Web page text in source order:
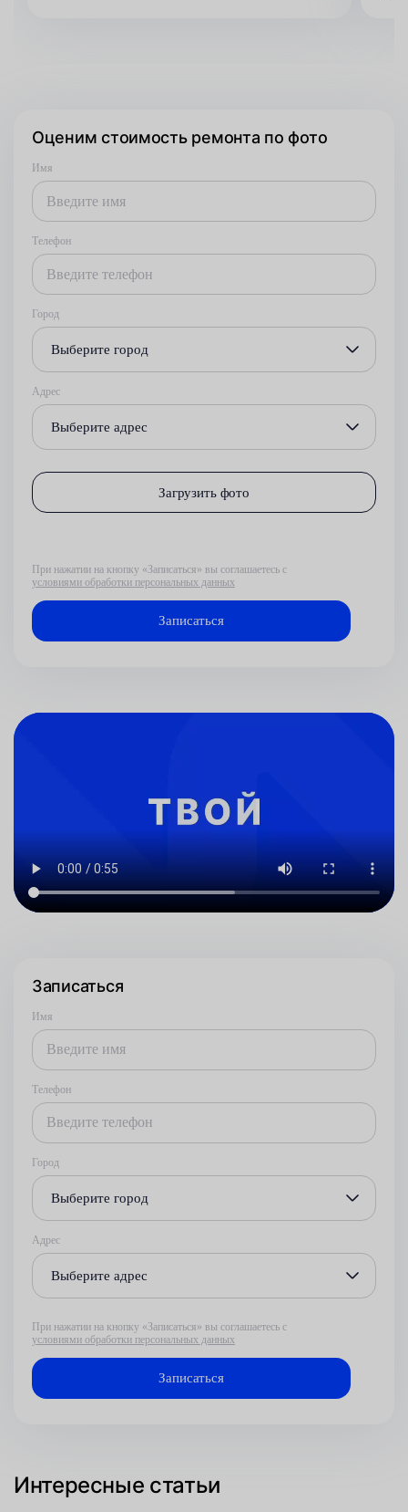
Оценим стоимость ремонта по фото
Имя
Телефон
Город
Выберите город
Адрес
Выберите адрес
Загрузить фото
При нажатии на кнопку «Записаться» вы соглашаетесь с
условиями обработки персональных данных
Записаться
Имя
Телефон
Город
Выберите город
Адрес
Выберите адрес
При нажатии на кнопку «Записаться» вы соглашаетесь с
условиями обработки персональных данных
Интересные статьи